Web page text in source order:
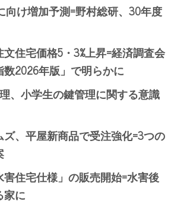
け増加予測=野村総研、30年度
住宅価格5・3%上昇=経済調査会
数2026年版」で明らかに
、小学生の鍵管理に関する意識
、平屋新商品で受注強化=3つの
住宅仕様」の販売開始=水害後
家に